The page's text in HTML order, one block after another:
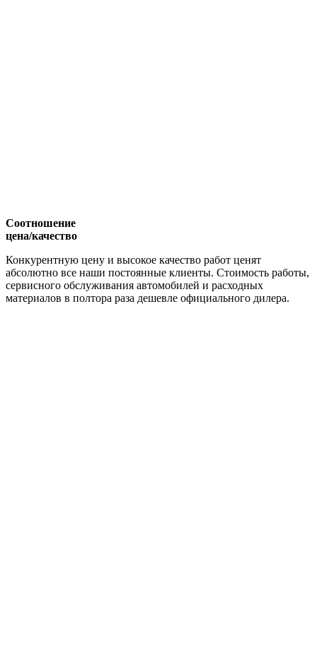
Соотношение
цена/качество
Конкурентную цену и высокое качество работ ценят
абсолютно все наши постоянные клиенты. Стоимость работы,
сервисного обслуживания автомобилей и расходных
материалов в полтора раза дешевле официального дилера.